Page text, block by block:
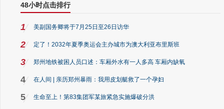
48小时点击排行
1 美副国务卿将于7月25日至26日访华
2 定了！2032年夏季奥运会主办城市为澳大利亚布里斯班
3 郑州地铁被困人员口述：车厢外水有一人多高 车厢内缺氧
4 在人间 | 亲历郑州暴雨：我用皮划艇救了一个孕妇
5 生命至上！第83集团军某旅紧急实施爆破分洪